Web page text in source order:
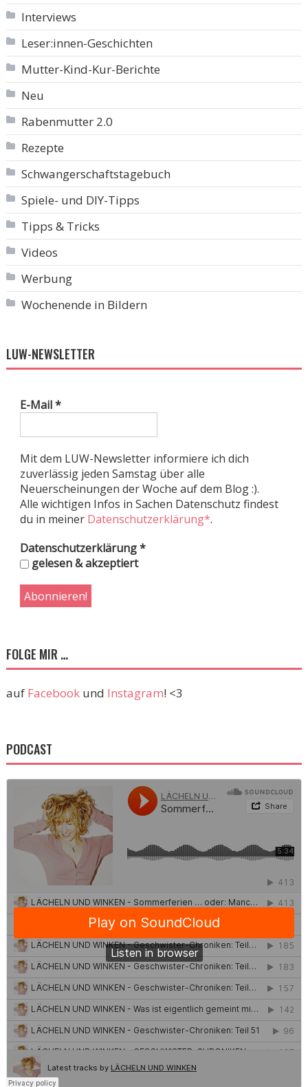
Interviews
Leser:innen-Geschichten
Mutter-Kind-Kur-Berichte
Neu
Rabenmutter 2.0
Rezepte
Schwangerschaftstagebuch
Spiele- und DIY-Tipps
Tipps & Tricks
Videos
Werbung
Wochenende in Bildern
LUW-NEWSLETTER
E-Mail*
Mit dem LUW-Newsletter informiere ich dich
zuverlässig jeden Samstag über alle
Neuerscheinungen der Woche auf dem Blog :).
Alle wichtigen Infos in Sachen Datenschutz findest
du in meiner Datenschutzerklärung*.
Datenschutzerklärung*
gelesen & akzeptiert
FOLGE MIR …
auf Facebookund Instagram! <3
PODCAST